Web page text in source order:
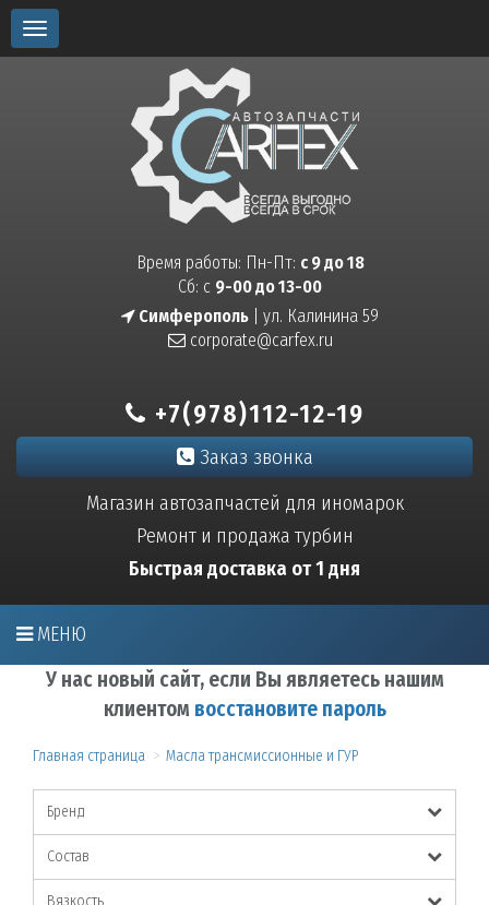
Toggle
navigation
Время работы: Пн-Пт: с 9 до 18
Сб: с 9-00 до 13-00
Симферополь | ул. Калинина 59
corporate@carfex.ru
+7(978)112-12-19
Заказ звонка
Магазин автозапчастей для иномарок
Ремонт и продажа турбин
Быстрая доставка от 1 дня
МЕНЮ
У нас новый сайт, если Вы являетесь нашим
клиентом восстановите пароль
Главная страница Масла трансмиссионные и ГУР
Бренд
Состав
Вязкость